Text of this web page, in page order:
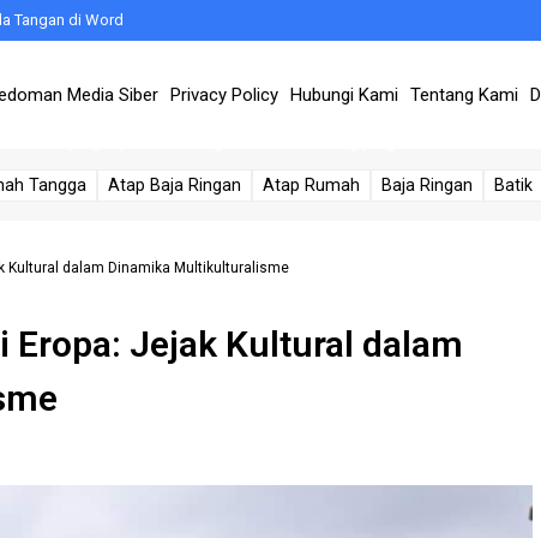
Tangan di Word
Lebih Baik
yang Memukau
untuk Menutup Akun Anda
Album Foto di Facebook
Media Siber Privacy Policy Hubungi Kami Tentang Kami
Tangga Atap Baja Ringan Atap Rumah Baja Ringan Batik
Kultural dalam Dinamika Multikulturalisme
Eropa: Jejak Kultural dalam